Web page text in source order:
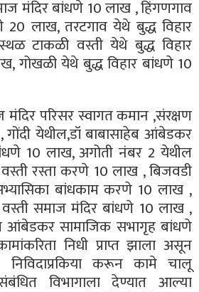
मंदिर बांधणे 10 लाख , हिंगणगाव
20 लाख, तरटगाव येथे बुद्ध विहार
टाकळी वस्ती येथे बुद्ध विहार
गोखळी येथे बुद्ध विहार बांधणे 10
परिसर स्वागत कमान ,संरक्षण
येथील,डॉ बाबासाहेब आंबेडकर
10 लाख, अगोती नंबर 2 येथील
रस्ता करणे 10 लाख , बिजवडी
बांधकाम करणे 10 लाख ,
समाज मंदिर बांधणे 10 लाख ,
आंबेडकर सामाजिक सभागृह बांधणे
निधी प्राप्त झाला असून
करून कामे चालू
विभागाला देण्यात आल्या